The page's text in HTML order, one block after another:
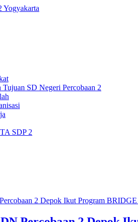
SD Negeri Percobaan 2
SDP 2